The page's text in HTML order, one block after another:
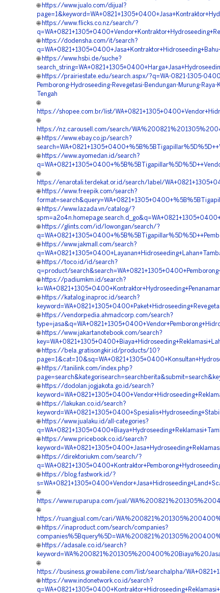
🌐 https://www.jualo.com/dijual?
🌐 https://www.flicks.co.nz/search/?
🌐 https://dodensha.com/it/search?
🌐 https://www.hsbi.de/suche?
🌐 https://prairiestate.edu/search.aspx/?q=WA-0821-1305-
Pemborong-Hydroseeding-Revegetasi-Bendungan-Murung-Raya-
Tengah
🌐
https://shopee.com.br/list/
🌐
https://nz.carousell.com/search/
🌐 https://www.ebay.co.jp/search?
🌐 https://www.ayomedan.id/search?
🌐
https://enarotali.terdekat.or.id/search/label/
🌐 https://www.freepik.com/search?
🌐 https://www.lazada.vn/catalog/?
🌐 https://glints.com/id/lowongan/search/?
🌐 https://www.jakmall.com/search?
🌐 https://toco.id/id/search?
q=product/
🌐 https://padiumkm.id/search?
🌐 https://katalog.inaproc.id/search?
🌐 https://vendorpedia.ahmadcorp.com/search?
🌐 https://www.jakartanotebook.com/search?
🌐 https://bela.gratisongkir.id/products/10?
🌐 https://tanilink.com/index.php?
🌐 https://dodolan.jogjakota.go.id/search?
🌐 https://lakukan.co.id/search?
🌐 https://www.jualaku.id/all-categories?
🌐 https://www.pricebook.co.id/search?
🌐 https://direktoriukm.com/search/?
🌐 https://blog.fastwork.id/?
🌐
https://www.ruparupa.com/jual/
🌐
https://ruangjual.com/cari/
🌐 https://inaproduct.com/search/companies?
🌐 https://adasale.co.id/search?
🌐
https://business.growabilene.com/list/searchalpha/
🌐 https://www.indonetwork.co.id/search?